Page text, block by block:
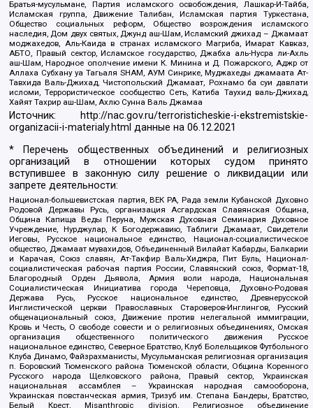
Братья-мусульмане, Партия исламского освобождения, Лашкар-И-Тайба,
Исламская группа, Движение Талибан, Исламская партия Туркестана,
Общество социальных реформ, Общество возрождения исламского
наследия, Дом двух святых, Джунд аш-Шам, Исламский джихад – Джамаат
моджахедов, Аль-Каида в странах исламского Магриба, Имарат Кавказ,
АБТО, Правый сектор, Исламское государство, Джабха аль-Нусра ли-Ахль
аш-Шам, Народное ополчение имени К. Минина и Д. Пожарского, Аджр от
Аллаха Субхану уа Тагьаля SHAM, АУМ Синрике, Муджахеды джамаата Ат-
Тавхида Валь-Джихад, Чистопольский Джамаат, Рохнамо ба суи давлати
исломи, Террористическое сообщество Сеть, Катиба Таухид валь-Джихад,
Хайят Тахрир аш-Шам, Ахлю Сунна Валь Джамаа
Источник:
http://nac.gov.ru/terroristicheskie-i-ekstremistskie-
organizacii-i-materialy.html данные на06.12.2021
* Перечень общественных объединений и религиозных
организаций в отношении которых судом принято
вступившее в законную силу решение о ликвидации или
запрете деятельности:
Национал-большевистская партия, ВЕК РА, Рада земли Кубанской Духовно
Родовой Державы Русь, организация Асгардская Славянская Община,
Община Капища Веды Перуна, Мужская Духовная Семинария Духовное
Учреждение, Нурджулар, К Богодержавию, Таблиги Джамаат, Свидетели
Иеговы, Русское национальное единство, Национал-социалистическое
общество, Джамаат мувахидов, Объединенный Вилайат Кабарды, Балкарии
и Карачая, Союз славян, Ат-Такфир Валь-Хиджра, Пит Буль, Национал-
социалистическая рабочая партия России, Славянский союз, Формат-18,
Благородный Орден Дьявола, Армия воли народа, Национальная
Социалистическая Инициатива города Череповца, Духовно-Родовая
Держава Русь, Русское национальное единство, Древнерусской
Инглистической церкви Православных Староверов-Инглингов, Русский
общенациональный союз, Движение против нелегальной иммиграции,
Кровь и Честь, О свободе совести и о религиозных объединениях, Омская
организация общественного политического движения Русское
национальное единство, Северное Братство, Клуб Болельщиков Футбольного
Клуба Динамо, Файзрахманисты, Мусульманская религиозная организация
п. Боровский Тюменского района Тюменской области, Община Коренного
Русского народа Щелковского района, Правый сектор, Украинская
национальная ассамблея – Украинская народная самооборона,
Украинская повстанческая армия, Тризуб им. Степана Бандеры, Братство,
Белый Крест, Misanthropic division, Религиозное объединение